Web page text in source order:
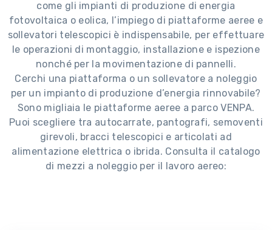
come gli impianti di produzione di energia
fotovoltaica o eolica, l’impiego di piattaforme aeree e
sollevatori telescopici è indispensabile, per effettuare
le operazioni di montaggio, installazione e ispezione
nonché per la movimentazione di pannelli.
Cerchi una piattaforma o un sollevatore a noleggio
per un impianto di produzione d’energia rinnovabile?
Sono migliaia le piattaforme aeree a parco VENPA.
Puoi scegliere tra autocarrate, pantografi, semoventi
girevoli, bracci telescopici e articolati ad
alimentazione elettrica o ibrida. Consulta il catalogo
di mezzi a noleggio per il lavoro aereo: